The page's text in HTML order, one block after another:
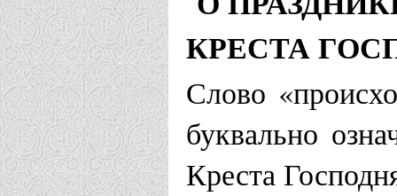
КРЕСТА
Слово
буквально
Креста